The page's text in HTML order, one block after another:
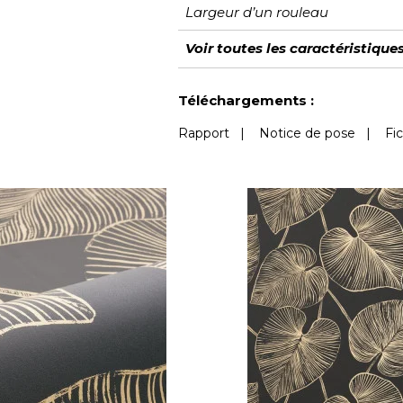
Largeur d’un rouleau
Longueur
Raccord
Rapport Vertical
Poids g/m²
Performance
Accoustique
Description produit
Entretien
Pose colle
Dépose
Norme COV
ASTME84
Norme euroclass
Voir toutes les
Téléchargements :
Rapport| Notice de pose